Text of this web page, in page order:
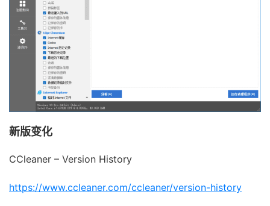
新版变化
CCleaner – Version History
https://www.ccleaner.com/ccleaner/version-history